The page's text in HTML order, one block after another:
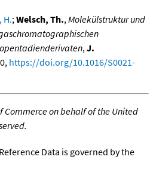
H.;Welsch, Th.,Molekülstruktur und
,J.
https://doi.org/10.1016/S0021-
Commerce on behalf of the United
Data is governed by the